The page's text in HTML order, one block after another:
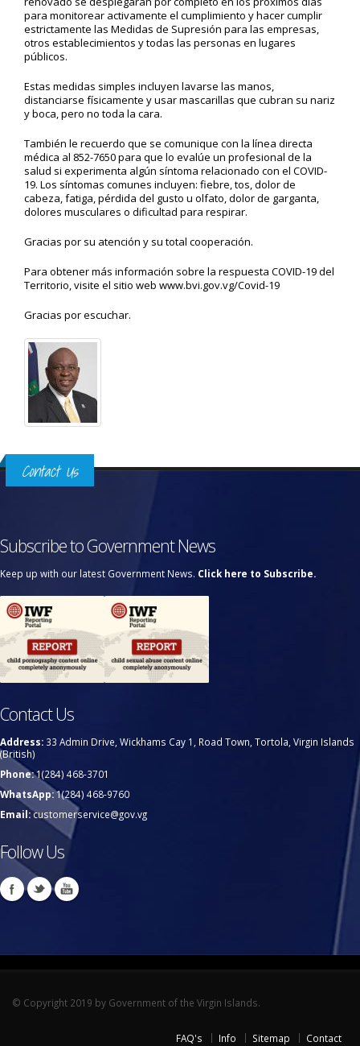
para monitorear activamente el cumplimiento y hacer cumplir
estrictamente las Medidas de Supresión para las empresas,
otros establecimientos y todas las personas en lugares
públicos.
Estas medidas simples incluyen lavarse las manos,
distanciarse físicamente y usar mascarillas que cubran su nariz
y boca, pero no toda la cara.
También le recuerdo que se comunique con la línea directa
médica al 852-7650 para que lo evalúe un profesional de la
salud si experimenta algún síntoma relacionado con el COVID-
19. Los síntomas comunes incluyen: fiebre, tos, dolor de
cabeza, fatiga, pérdida del gusto u olfato, dolor de garganta,
dolores musculares o dificultad para respirar.
Gracias por su atención y su total cooperación.
Para obtener más información sobre la respuesta COVID-19 del
Territorio, visite el sitio web www.bvi.gov.vg/Covid-19
Gracias por escuchar.
Contact Us
Subscribe to Government News
Keep up with our latest Government News. Click here to Subscribe.
Contact Us
Address: 33 Admin Drive, Wickhams Cay 1, Road Town, Tortola, Virgin Islands
(British)
Phone:1(284) 468-3701
WhatsApp:1(284) 468-9760
Email:customerservice@gov.vg
Follow Us
© Copyright 2019 by Government of the Virgin Islands.
FAQ's Info Sitemap Contact